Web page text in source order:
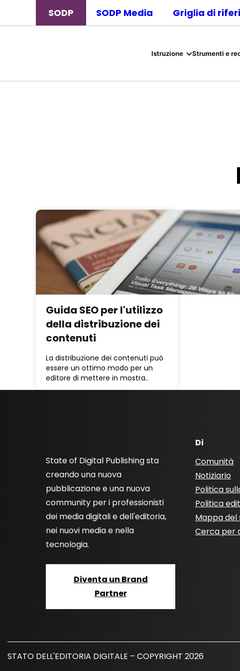
SODP SODP Media Griglia di
Istruzione Strumenti e
Guida SEO per l'utilizzo
della distribuzione dei
contenuti
La distribuzione dei contenuti può
essere un ottimo modo per un
editore di mettere in mostra..
State of Digital Publishing sta
creando una nuova
pubblicazione e una nuova
community per i professionisti
dei media digitali e dell'editoria,
nei nuovi media e nella
tecnologia.
Diventa un Brand
Partner
Di
Comunità
Notiziario
Politica
Politica
Mappa del
Cerca per
STATO DELL'EDITORIA DIGITALE – COPYRIGHT 2026